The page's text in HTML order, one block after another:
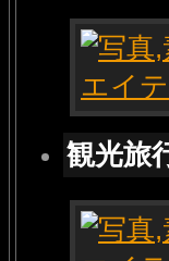
観光旅